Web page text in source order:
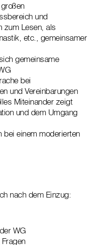
und
zum Lesen, als
etc., gemeinsamer
gemeinsame
bei
und Vereinbarungen
Miteinander zeigt
und dem Umgang
bei einem moderierten
nach dem Einzug:
WG